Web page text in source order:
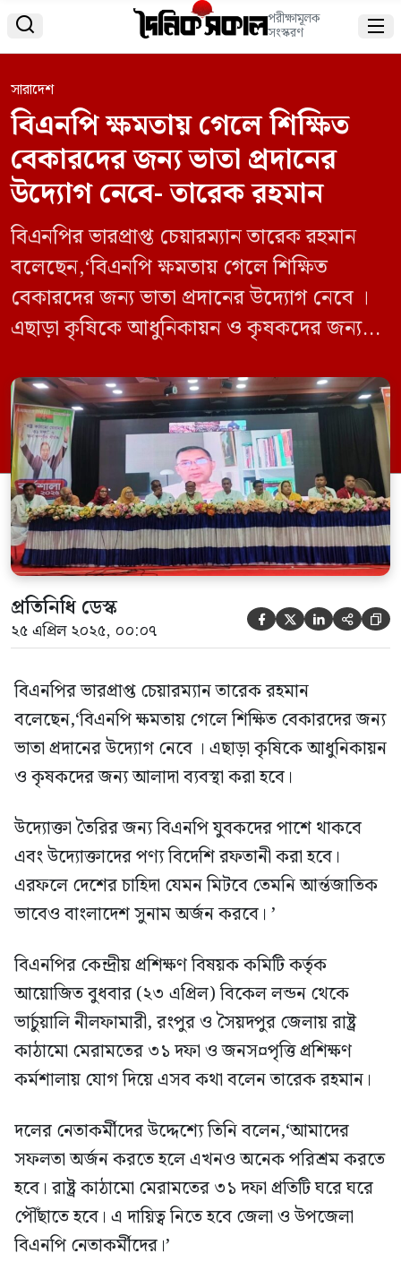
 পরীক্ষামূলক
সংস্করণ 
সারাদেশ
বিএনপি ক্ষমতায় গেলে শিক্ষিত
বেকারদের জন্য ভাতা প্রদানের
উদ্যোগ নেবে- তারেক রহমান
বিএনপির ভারপ্রাপ্ত চেয়ারম্যান তারেক রহমান
বলেছেন,‘বিএনপি ক্ষমতায় গেলে শিক্ষিত
বেকারদের জন্য ভাতা প্রদানের উদ্যোগ নেবে ।
এছাড়া কৃষিকে আধুনিকায়ন ও কৃষকদের জন্য
বিএনপি যুবকদের পাশে থাকবে এবং
উদ্যোক্তাদের পণ্য বিদেশি রফতানী করা হবে।
এরফলে দেশের চাহিদা যেমন মিটবে তেমনি
আর্ন্তজাতিক ভাবেও বাংলাদেশ সুনাম অর্জন
করবে। ’ বিএনপির কেন্দ্রীয় […]
প্রতিনিধি ডেস্ক
২৫ এপ্রিল ২০২৫, ০০:০৭     
বিএনপির ভারপ্রাপ্ত চেয়ারম্যান তারেক রহমান
বলেছেন,‘বিএনপি ক্ষমতায় গেলে শিক্ষিত বেকারদের জন্য
ভাতা প্রদানের উদ্যোগ নেবে । এছাড়া কৃষিকে আধুনিকায়ন
ও কৃষকদের জন্য আলাদা ব্যবস্থা করা হবে।
উদ্যোক্তা তৈরির জন্য বিএনপি যুবকদের পাশে থাকবে
এবং উদ্যোক্তাদের পণ্য বিদেশি রফতানী করা হবে।
এরফলে দেশের চাহিদা যেমন মিটবে তেমনি আর্ন্তজাতিক
ভাবেও বাংলাদেশ সুনাম অর্জন করবে। ’
বিএনপির কেন্দ্রীয় প্রশিক্ষণ বিষয়ক কমিটি কর্তৃক
আয়োজিত বুধবার (২৩ এপ্রিল) বিকেল লন্ডন থেকে
ভার্চুয়ালি নীলফামারী, রংপুর ও সৈয়দপুর জেলায় রাষ্ট্র
কাঠামো মেরামতের ৩১ দফা ও জনস¤পৃত্তি প্রশিক্ষণ
কর্মশালায় যোগ দিয়ে এসব কথা বলেন তারেক রহমান।
দলের নেতাকর্মীদের উদ্দেশ্যে তিনি বলেন,‘আমাদের
সফলতা অর্জন করতে হলে এখনও অনেক পরিশ্রম করতে
হবে। রাষ্ট্র কাঠামো মেরামতের ৩১ দফা প্রতিটি ঘরে ঘরে
পৌঁছাতে হবে। এ দায়িত্ব নিতে হবে জেলা ও উপজেলা
বিএনপি নেতাকর্মীদের।’